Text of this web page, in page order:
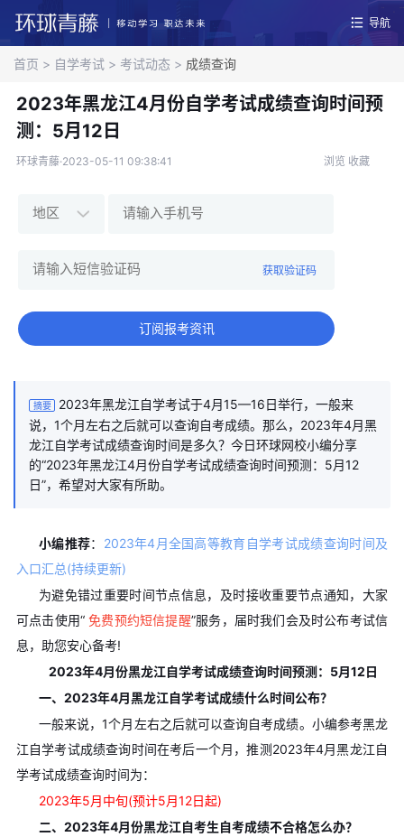
导航
首页 > 自学考试 > 考试动态 > 成绩查询
2023年黑龙江4月份自学考试成绩查询时间预
测：5月12日
环球青藤·2023-05-11 09:38:41 浏览 收藏
获取验证码
订阅报考资讯
摘要
2023年黑龙江自学考试于4月15—16日举行，一般来
说，1个月左右之后就可以查询自考成绩。那么，2023年4月黑
龙江自学考试成绩查询时间是多久？今日环球网校小编分享
的“2023年黑龙江4月份自学考试成绩查询时间预测：5月12
日”，希望对大家有所助。
小编推荐： 2023年4月全国高等教育自学考试成绩查询时间及
入口汇总(持续更新)
为避免错过重要时间节点信息，及时接收重要节点通知，大家
可点击使用“免费预约短信提醒”服务，届时我们会及时公布考试信
息，助您安心备考!
2023年4月份黑龙江自学考试成绩查询时间预测：5月12日
一、2023年4月黑龙江自学考试成绩什么时间公布？
一般来说，1个月左右之后就可以查询自考成绩。小编参考黑龙
江自学考试成绩查询时间在考后一个月，推测2023年4月黑龙江自
学考试成绩查询时间为：
2023年5月中旬(预计5月12日起)
二、2023年4月份黑龙江自考生自考成绩不合格怎么办？